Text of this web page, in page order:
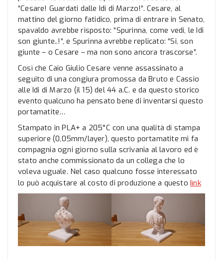
“Cesare! Guardati dalle Idi di Marzo!“. Cesare, al
mattino del giorno fatidico, prima di entrare in Senato,
spavaldo avrebbe risposto: “Spurinna, come vedi, le Idi
son giunte..!“, e Spurinna avrebbe replicato: “Si, son
giunte – o Cesare – ma non sono ancora trascorse”.
Così che Caio Giulio Cesare venne assassinato a
seguito di una congiura promossa da Bruto e Cassio
alle Idi di Marzo (il 15) del 44 a.C. e da questo storico
evento qualcuno ha pensato bene di inventarsi questo
portamatite…
Stampato in PLA+ a 205°C con una qualità di stampa
superiore (0,05mm/layer), questo portamatite mi fa
compagnia ogni giorno sulla scrivania al lavoro ed è
stato anche commissionato da un collega che lo
voleva uguale. Nel caso qualcuno fosse interessato
lo può acquistare al costo di produzione a questolink